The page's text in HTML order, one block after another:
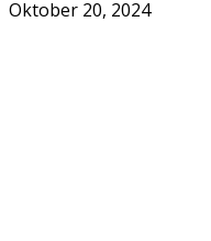
Oktober 20, 2024